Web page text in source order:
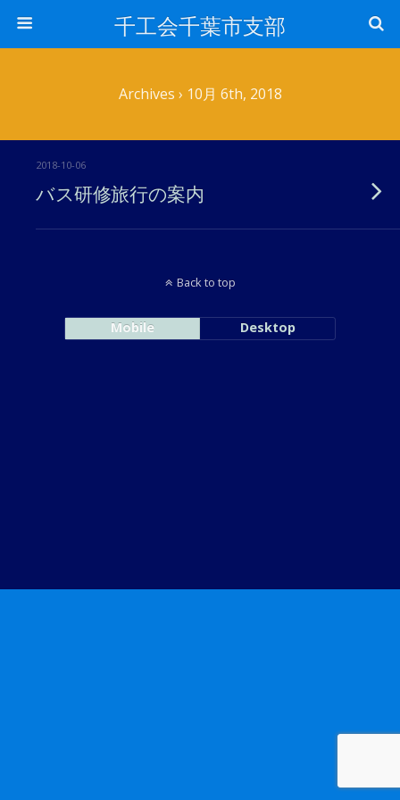
千工会千葉市支部
Archives › 10月 6th, 2018
2018-10-06
バス研修旅行の案内
Back to top
Mobile Desktop